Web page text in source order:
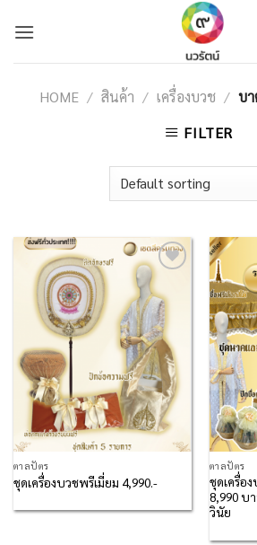
HOME / สินค้า / เครื่องบวช / บ
FILTER
Add to
Wishlist
ตาลปัตร
ชุดเครื่องบวชพรีเมี่ยม 4,990.-
ตาลปัตร
ชุดเครื่อ
8,990 บ
วินัย